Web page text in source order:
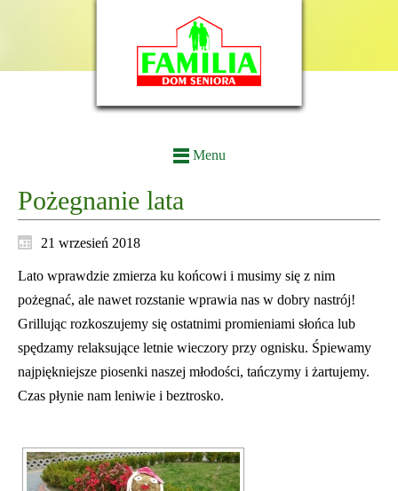
Menu
Pożegnanie lata
21 wrzesień 2018
Lato wprawdzie zmierza ku końcowi i musimy się z nim
pożegnać, ale nawet rozstanie wprawia nas w dobry nastrój!
Grillując rozkoszujemy się ostatnimi promieniami słońca lub
spędzamy relaksujące letnie wieczory przy ognisku. Śpiewamy
najpiękniejsze piosenki naszej młodości, tańczymy i żartujemy.
Czas płynie nam leniwie i beztrosko.